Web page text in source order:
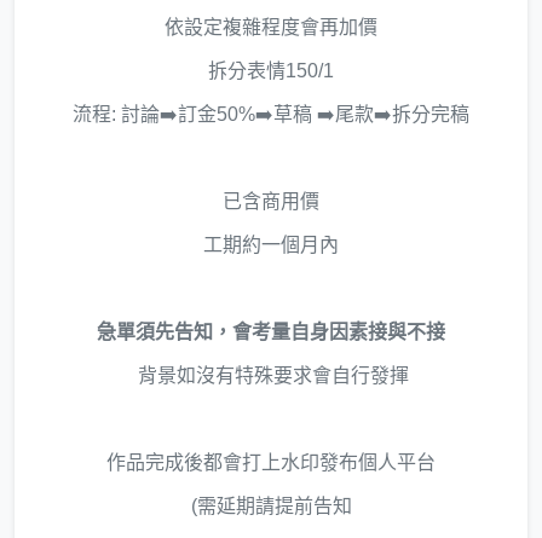
依設定複雜程度會再加價
拆分表情150/1
流程: 討論➡️訂金50%➡️草稿 ➡️尾款➡️拆分完稿
已含商用價
工期約一個月內
急單須先告知，會考量自身因素接與不接
背景如沒有特殊要求會自行發揮
作品完成後都會打上水印發布個人平台
(需延期請提前告知